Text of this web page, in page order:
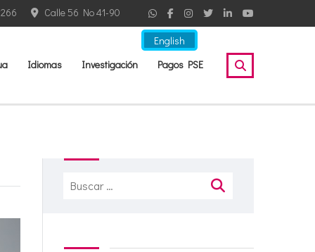
English
Calle 56 No 41-90
Idiomas Investigación Pagos PSE
Buscar: